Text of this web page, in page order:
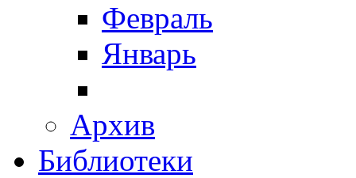
Февраль
Январь
Архив
Библиотеки